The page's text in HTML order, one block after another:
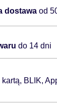
dostawa od
do 14 dni
kartą, BLIK,